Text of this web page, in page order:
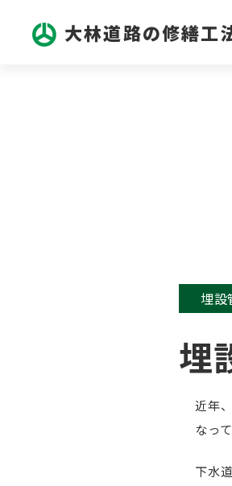
大林道路の修繕工
埋設
埋
近年
なっ
下水